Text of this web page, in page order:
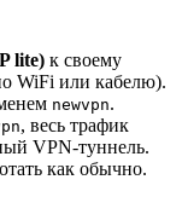
lite) к своему
WiFi или кабелю).
newvpn.
, весь трафик
VPN-туннель.
как обычно.